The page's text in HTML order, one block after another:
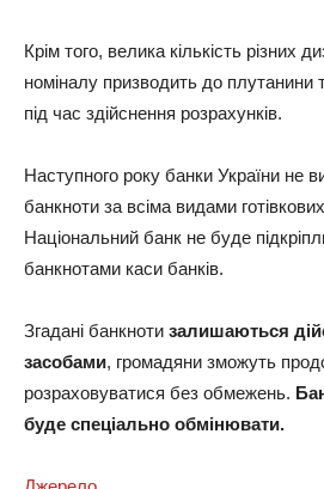
Крім того, велика кількість різних
номіналу призводить до плутанини
під час здійснення розрахунків.
Наступного року банки України не
банкноти за всіма видами
Національний банк не буде
банкнотами каси банків.
Згадані банкноти залишаються
засобами, громадяни зможуть
розраховуватися без обмежень.
буде спеціально обмінювати.